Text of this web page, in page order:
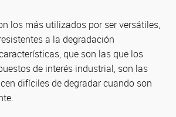
los más utilizados por ser versátiles,
a la degradación
que son las que los
de interés industrial, son las
difíciles de degradar cuando son